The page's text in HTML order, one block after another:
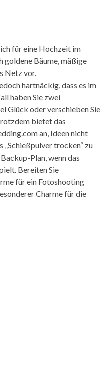
für eine Hochzeit im
goldene Bäume, mäßige
Netz vor.
hartnäckig, dass es im
haben Sie zwei
Glück oder verschieben Sie
bietet das
an, Ideen nicht
„Schießpulver trocken“ zu
Plan, wenn das
Bereiten Sie
für ein Fotoshooting
Charme für die